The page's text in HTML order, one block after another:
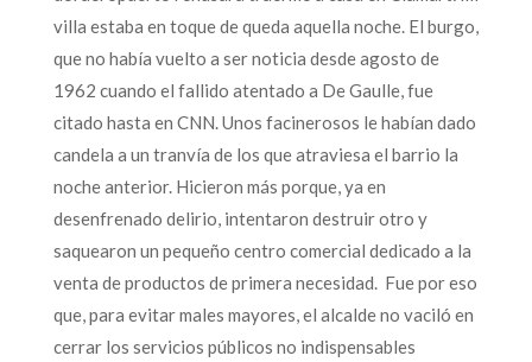
villa estaba en toque de queda aquella noche. El burgo,
que no había vuelto a ser noticia desde agosto de
1962 cuando el fallido atentado a De Gaulle, fue
citado hasta en CNN. Unos facinerosos le habían dado
candela a un tranvía de los que atraviesa el barrio la
noche anterior. Hicieron más porque, ya en
desenfrenado delirio, intentaron destruir otro y
saquearon un pequeño centro comercial dedicado a la
venta de productos de primera necesidad. Fue por eso
que, para evitar males mayores, el alcalde no vaciló en
cerrar los servicios públicos no indispensables